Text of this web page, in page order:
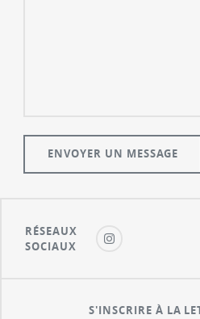
RÉSEAUX
SOCIAUX
S'INSCRIRE À LA